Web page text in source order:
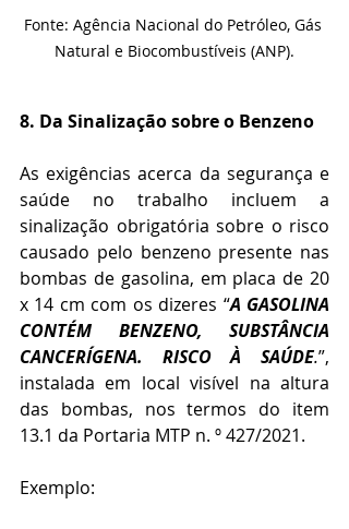
Fonte: Agência Nacional do Petróleo, Gás
Natural e Biocombustíveis (ANP).
8. Da Sinalização sobre o Benzeno
As exigências acerca da segurança e
saúde no trabalho incluem a
sinalização obrigatória sobre o risco
causado pelo benzeno presente nas
bombas de gasolina, em placa de 20
x 14 cm com os dizeres “A GASOLINA
CONTÉM BENZENO, SUBSTÂNCIA
CANCERÍGENA. RISCO À SAÚDE.”,
instalada em local visível na altura
das bombas, nos termos do item
13.1 da Portaria MTP n. º 427/2021.
Exemplo: